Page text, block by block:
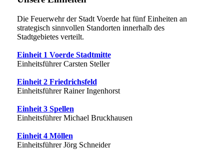
Die Feuerwehr der Stadt Voerde hat fünf Einheiten an
strategisch sinnvollen Standorten innerhalb des
Stadtgebietes verteilt.
Einheit 1 Voerde Stadtmitte
Einheitsführer Carsten Steller
Einheit 2 Friedrichsfeld
Einheitsführer Rainer Ingenhorst
Einheit 3 Spellen
Einheitsführer Michael Bruckhausen
Einheit 4 Möllen
Einheitsführer Jörg Schneider